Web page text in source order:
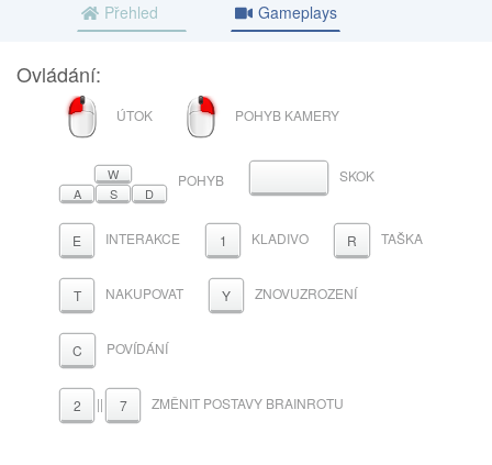
Přehled
Gameplays
Ovládání:
LEVÉ
TLAČÍTKO
MYŠI
ÚTOK
PRAVÉ
TLAČÍTKO
MYŠI
POHYB KAMERY
W
A
S D
POHYB MEZERNÍKSKOK
E INTERAKCE 1 KLADIVO R TAŠKA
T NAKUPOVAT Y ZNOVUZROZENÍ
C POVÍDÁNÍ
2 || 7 ZMĚNIT POSTAVY BRAINROTU